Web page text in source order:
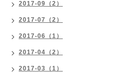
2017-09（2）
2017-07（2）
2017-06（1）
2017-04（2）
2017-03（1）